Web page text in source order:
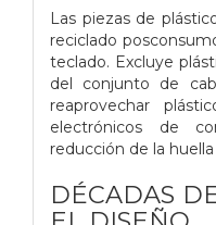
Las piezas de
reciclado
teclado. Excluye
del conjunto de
reaprovechar
electrónicos de
reducción de la
DÉCADAS